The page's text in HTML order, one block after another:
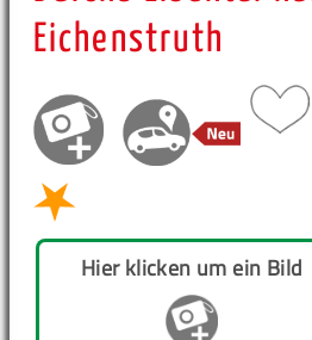
Eichenstruth
Hier klicken um ein Bild